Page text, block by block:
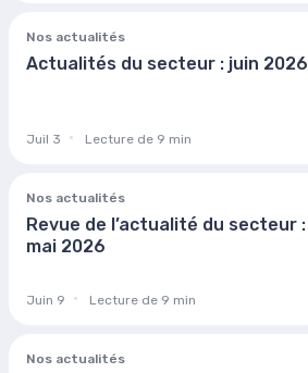
Nos actualités
Actualités du secteur : juin 2026
Juil 3 Lecture de 9 min
Nos actualités
Revue de l’actualité du secteur :
mai 2026
Juin 9 Lecture de 9 min
Nos actualités